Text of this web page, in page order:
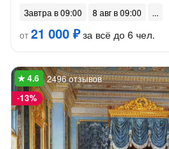
Завтра в 09:00
8 авг в 09:00
от21 000 ₽за всё до 6 чел.
-13%
2496 отзывов